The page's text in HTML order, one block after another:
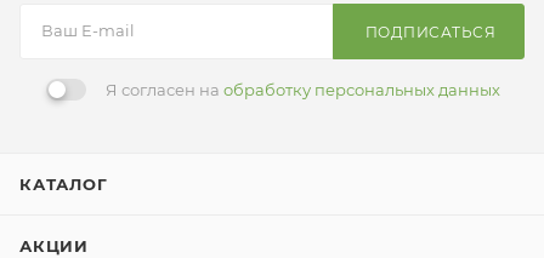
ПОДПИСАТЬСЯ
Я согласен на обработку персональных данных
КАТАЛОГ
АКЦИИ